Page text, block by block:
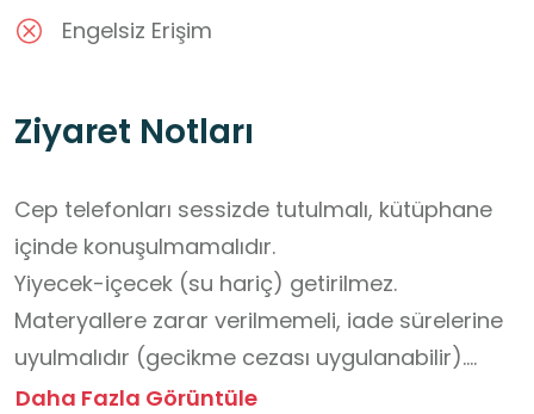
Engelsiz Erişim
Ziyaret Notları
Cep telefonları sessizde tutulmalı, kütüphane
içinde konuşulmamalıdır.
Yiyecek-içecek (su hariç) getirilmez.
Materyallere zarar verilmemeli, iade sürelerine
uyulmalıdır (gecikme cezası uygulanabilir).
Üyelik için kimlik belgesi gereklidir; bir seferde 3
Daha Fazla Görüntüle